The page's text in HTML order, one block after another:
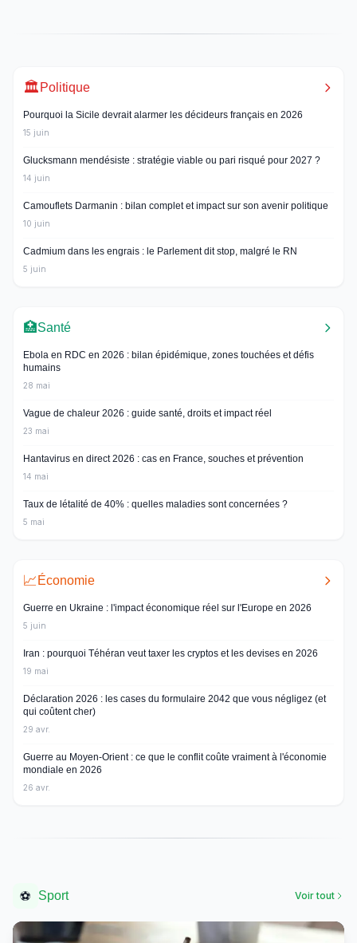
🏛️ Politique
Pourquoi la Sicile devrait alarmer les décideurs français en 2026
15 juin
Glucksmann mendésiste : stratégie viable ou pari risqué pour 2027 ?
14 juin
Camouflets Darmanin : bilan complet et impact sur son avenir politique
10 juin
Cadmium dans les engrais : le Parlement dit stop, malgré le RN
5 juin
🏥Santé
Ebola en RDC en 2026 : bilan épidémique, zones touchées et défis
humains
28 mai
Vague de chaleur 2026 : guide santé, droits et impact réel
23 mai
Hantavirus en direct 2026 : cas en France, souches et prévention
14 mai
Taux de létalité de 40% : quelles maladies sont concernées ?
5 mai
📈 Économie
Guerre en Ukraine : l'impact économique réel sur l'Europe en 2026
5 juin
Iran : pourquoi Téhéran veut taxer les cryptos et les devises en 2026
19 mai
Déclaration 2026 : les cases du formulaire 2042 que vous négligez (et
qui coûtent cher)
29 avr.
Guerre au Moyen-Orient : ce que le conflit coûte vraiment à l'économie
mondiale en 2026
26 avr.
⚽ Sport Voir tout